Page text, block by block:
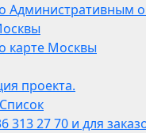
Административным
карте Москвы
проекта.
313 27 70 и для